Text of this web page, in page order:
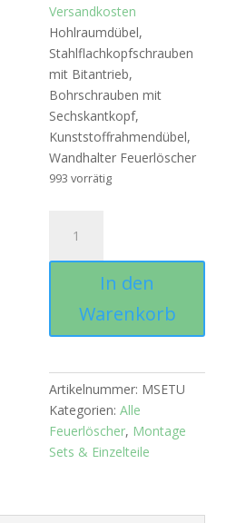
Versandkosten
Hohlraumdübel,
Stahlflachkopfschrauben
mit Bitantrieb,
Bohrschrauben mit
Sechskantkopf,
Kunststoffrahmendübel,
Wandhalter Feuerlöscher
993 vorrätig
"Universal"
In den
Warenkorb
Artikelnummer: MSETU
Kategorien:Alle
Feuerlöscher, Montage
Sets & Einzelteile